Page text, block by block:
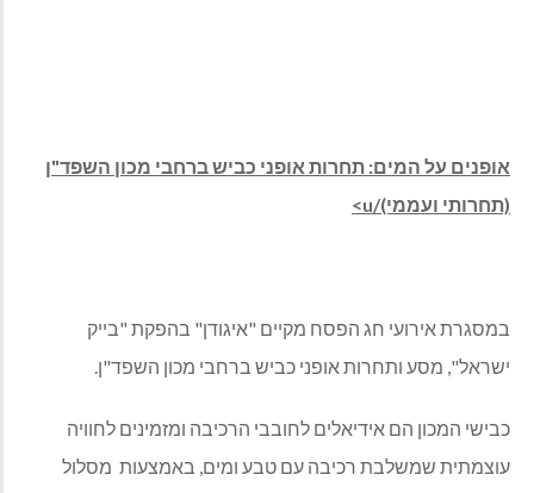
אופנים על המים: תחרות אופני כביש ברחבי מכון השפד"ן
(תחרותי ועממי)/u>
במסגרת אירועי חג הפסח מקיים "איגודן" בהפקת "בייק
ישראל", מסע ותחרות אופני כביש ברחבי מכון השפד"ן.
כבישי המכון הם אידיאלים לחובבי הרכיבה ומזמינים לחוויה
עוצמתית שמשלבת רכיבה עם טבע ומים, באמצעות מסלול